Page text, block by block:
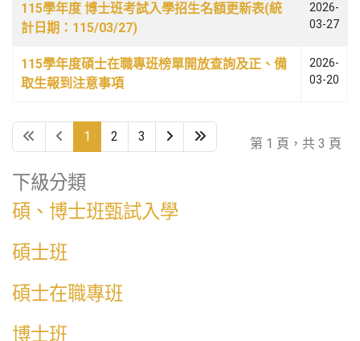
115學年度 博士班考試入學招生名額更新表(統
計日期：115/03/27)
2026-
03-27
115學年度碩士在職專班榜單開放查詢及正、備
取生報到注意事項
2026-
03-20
第 1 頁，共 3 頁
1 2 3
下級分類
碩、博士班甄試入學
碩士班
碩士在職專班
博士班